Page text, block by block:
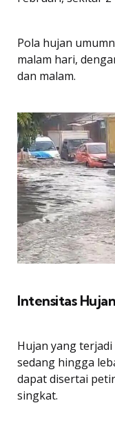
Pola hujan
malam hari,
dan malam.
Intensitas
Hujan yang
sedang hingga
dapat disertai
singkat.